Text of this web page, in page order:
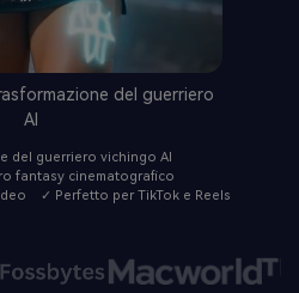
del guerriero
AI
del guerriero vichingo AI
fantasy cinematografico
✓ Perfetto per TikTok e Reels